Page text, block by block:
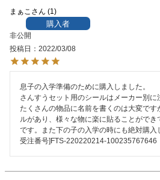
まぁこ 1
購入者
非公開
投稿日
2022/03/08
息子の入学準備のために購入しました。
さんすうセット用のシールはメーカー別に
たくさんの物品に名前を書くのは大変です
ルがあり、様々な物に楽に貼ることがで
です。また下の子の入学の時にも絶対購入
受注番号]FTS-220220214-100235767646